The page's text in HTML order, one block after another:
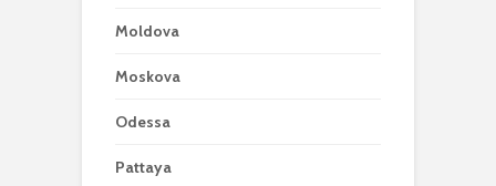
Moldova
Moskova
Odessa
Pattaya